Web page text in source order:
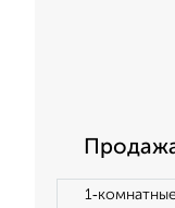
1‑комнатные